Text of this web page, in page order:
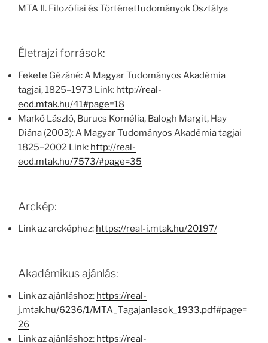
MTA II. Filozófiai és Történettudományok Osztálya
Életrajzi források:
Fekete Gézáné: A Magyar Tudományos Akadémia
tagjai, 1825–1973 Link: http://real-
eod.mtak.hu/41#page=18
Markó László, Burucs Kornélia, Balogh Margit, Hay
Diána (2003): A Magyar Tudományos Akadémia tagjai
1825–2002 Link: http://real-
eod.mtak.hu/7573/#page=35
Arckép:
Link az arcképhez: https://real-i.mtak.hu/20197/
Akadémikus ajánlás:
Link az ajánláshoz: https://real-
j.mtak.hu/6236/1/MTA_Tagajanlasok_1933.pdf#page=
26
Link az ajánláshoz: https://real-